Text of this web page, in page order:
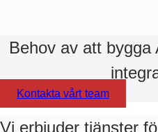
Behov av att
Kontakta vårt team
Vi erbjuder tjänster